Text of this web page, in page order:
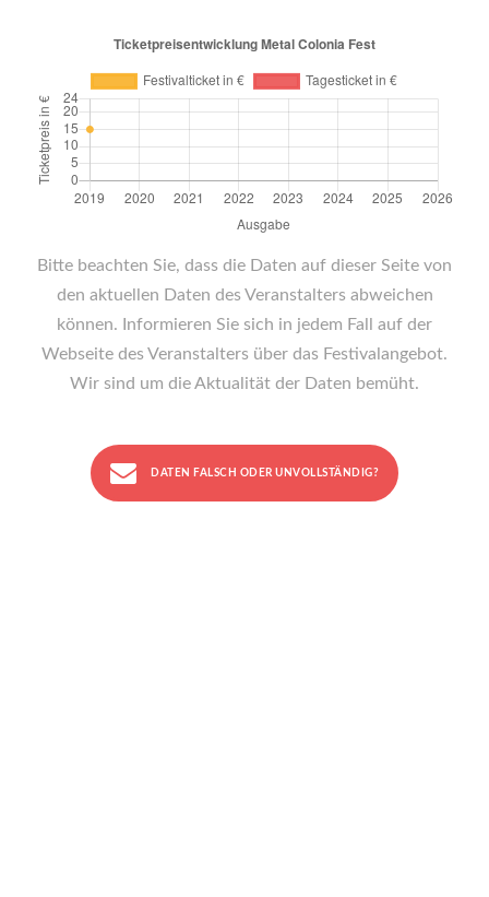
Bitte beachten Sie, dass die Daten auf dieser Seite von
den aktuellen Daten des Veranstalters abweichen
können. Informieren Sie sich in jedem Fall auf der
Webseite des Veranstalters über das Festivalangebot.
Wir sind um die Aktualität der Daten bemüht.
DATEN FALSCH ODER UNVOLLSTÄNDIG?